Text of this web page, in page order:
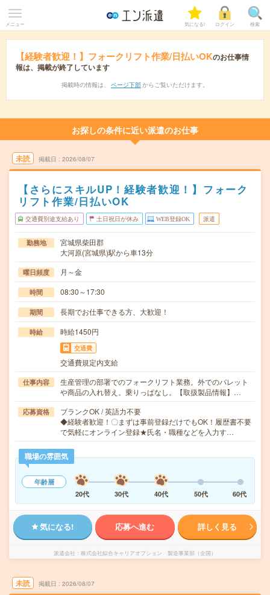
メニュー 気になる! ログイン 検索
【経験者歓迎！】フォークリフト作業/日払いOKのお仕事情
報は、掲載が終了しています
掲載時の情報は、 ページ下部 からご覧いただけます。
お探しの条件に近い派遣のお仕事
未読 掲載日 2026/08/07
【さらにスキルUP！経験者歓迎！】フォーク
リフト作業/日払いOK
交通費別途支給あり 土日祝日が休み WEB登録OK 派遣
勤務地
宮城県柴田郡
大河原(宮城県)駅から車13分
曜日頻度 月～金
時間 08:30～17:30
期間 長期でお仕事できる方、大歓迎！
時給 時給1450円
交通費
交通費規定内支給
仕事内容
生産管理の部署でのフォークリフト業務。外でのパレット
や商品の入れ替え。乗りっぱなし。【取扱製品情報】…
応募資格
ブランクOK / 英語力不要
◆経験者歓迎！〇まずは事前登録だけでもOK！履歴書不要
で気軽にオンライン登録★氏名・職種などを入力す…
職場の雰囲気
年齢層
20代
30代 40代 50代 60代
気になる! 応募へ進む 詳しく見る
派遣会社 株式会社綜合キャリアオプション 製造事業部（全国）
未読 掲載日 2026/08/07